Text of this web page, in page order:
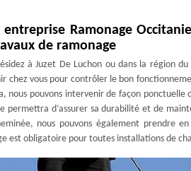
entreprise Ramonage
de ramonage
à Juzet De Luchon ou dans la région
chez vous pour contrôler le bon
nous pouvons intervenir de façon
permettra d’assurer sa durabilité et de
nous pouvons également prendre
est obligatoire pour toutes installations de